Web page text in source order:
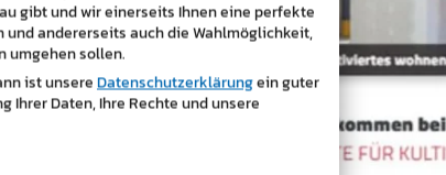
gibt und wir einerseits Ihnen eine perfekte
andererseits auch die Wahlmöglichkeit,
umgehen sollen.
ist unsereDatenschutzerklärungein guter
Ihrer Daten, Ihre Rechte und unsere